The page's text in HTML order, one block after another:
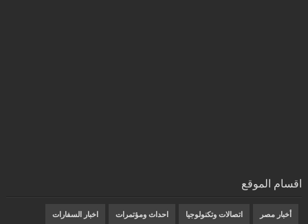
اقسام الموقع
أخبار مصر اتصالات وتكنولوجيا احداث ومؤتمرات اخبار السفارات